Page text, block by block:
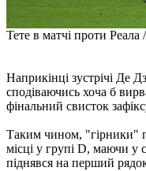
Тете в матчі проти
Наприкінці зустрічі Де
сподіваючись хоча б
фінальний свисток
Таким чином, "гірники"
місці у групі D, маючи у
піднявся на перший